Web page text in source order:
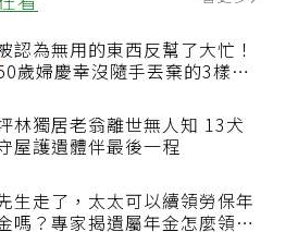
看
被認為無用的東西反幫了大忙！
50歲婦慶幸沒隨手丟棄的3樣物
坪林獨居老翁離世無人知 13犬
守屋護遺體伴最後一程
先生走了，太太可以續領勞保年